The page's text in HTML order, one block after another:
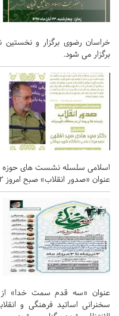
برگزار می شود.
اسلامی سلسله نشست های حوزه
عنوان «صدور انقلاب» صبح امروز 22 آبان ماه برگزار می شود.
عنوان «سه قدم سمت خدا» از
سخنرانی اساتید فرهنگی و